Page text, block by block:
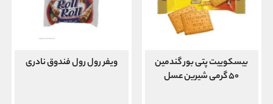
بیسکوییت پتی بور گندمین
۵۰ گرمی شیرین عسل
ویفر رول رول فندوق نادری